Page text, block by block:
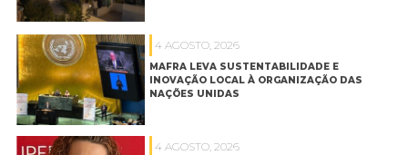
4 AGOSTO, 2026
MAFRA LEVA SUSTENTABILIDADE E
INOVAÇÃO LOCAL À ORGANIZAÇÃO DAS
NAÇÕES UNIDAS
4 AGOSTO, 2026